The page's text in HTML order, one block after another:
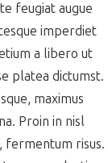
feugiat augue
imperdiet
a libero ut
platea dictumst.
maximus
Proin in nisl
fermentum risus.